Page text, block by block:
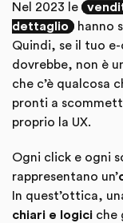
Nel 2023 le
dettaglio
hanno
Quindi, se il tuo
dovrebbe, non è
che c’è qualcosa
pronti a
proprio la UX.
Ogni click e ogni
rappresentano un’
In quest’ottica,
chiari e logici che